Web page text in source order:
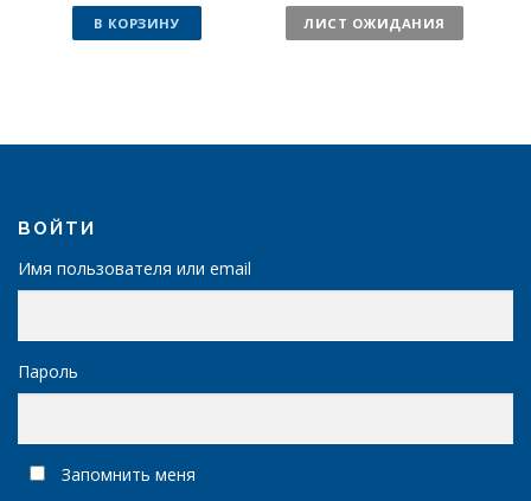
л
и
В КОРЗИНУ
ч
е
ЛИСТ ОЖИДАНИЯ
ВОЙТИ
Имя пользователя или email
Пароль
Запомнить меня